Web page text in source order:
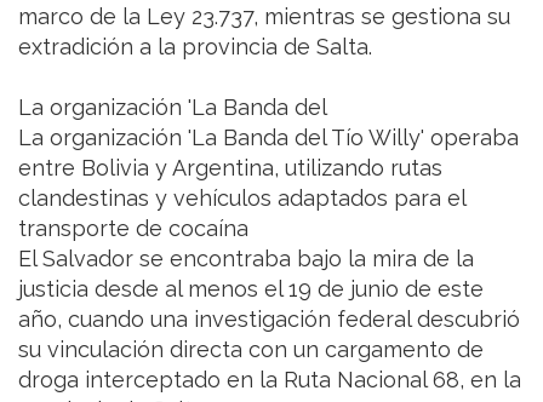
marco de la Ley 23.737, mientras se gestiona su
extradición a la provincia de Salta.
La organización 'La Banda del
La organización 'La Banda del Tío Willy' operaba
entre Bolivia y Argentina, utilizando rutas
clandestinas y vehículos adaptados para el
transporte de cocaína
El Salvador se encontraba bajo la mira de la
justicia desde al menos el 19 de junio de este
año, cuando una investigación federal descubrió
su vinculación directa con un cargamento de
droga interceptado en la Ruta Nacional 68, en la